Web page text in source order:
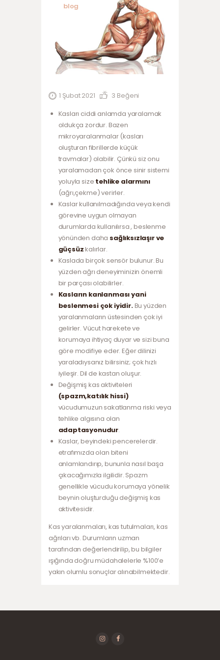
blog
1 Şubat 2021 3 Beğeni
Kasları ciddi anlamda yaralamak
oldukça zordur. Bazen
mikroyaralanmalar (kasları
oluşturan fibrillerde küçük
travmalar) olabilir. Çünkü siz onu
yaralamadan çok önce sinir sistemi
yoluyla size tehlike alarmını
(ağrı,çekme) verirler.
Kaslar kullanılmadığında veya kendi
görevine uygun olmayan
durumlarda kullanılırsa , beslenme
yönünden daha sağlıksızlaşır ve
güçsüzkalırlar.
Kaslada birçok sensör bulunur. Bu
yüzden ağrı deneyiminizin önemli
bir parçası olabilirler.
Kasların kanlanması yani
beslenmesi çok iyidir.Bu yüzden
yaralanmaların üstesinden çok iyi
gelirler. Vücut harekete ve
korumaya ihtiyaç duyar ve sizi buna
göre modifiye eder. Eğer dilinizi
yaraladıysanız bilirsiniz; çok hızlı
iyileşir. Dil de kastan oluşur.
Değişmiş kas aktiviteleri
(spazm,katılık hissi)
vücudumuzun sakatlanma riski veya
tehlike algısına olan
adaptasyonudur.
Kaslar, beyindeki pencerelerdir.
etrafımızda olan biteni
anlamlandırıp, bununla nasıl başa
çıkacağımızla ilgilidir. Spazm
genellikle vücudu korumaya yönelik
beynin oluşturduğu değişmiş kas
aktivitesidir.
Kas yaralanmaları, kas tutulmaları, kas
ağrıları vb. Durumların uzman
tarafından değerlendirilip, bu bilgiler
ışığında doğru müdahalelerle %100’e
yakın olumlu sonuçlar alınabilmektedir.